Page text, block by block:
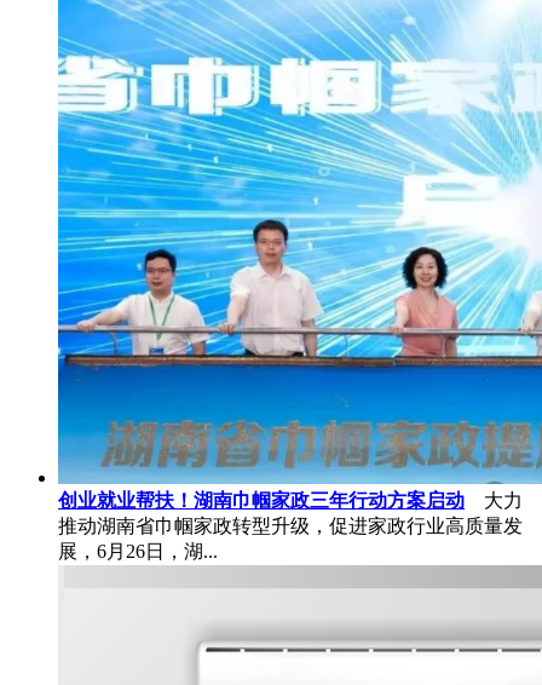
创业就业帮扶！湖南巾帼家政三年行动方案启动
大力
推动湖南省巾帼家政转型升级，促进家政行业高质量发
展，6月26日，湖...